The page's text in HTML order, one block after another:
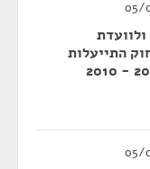
התייעלות